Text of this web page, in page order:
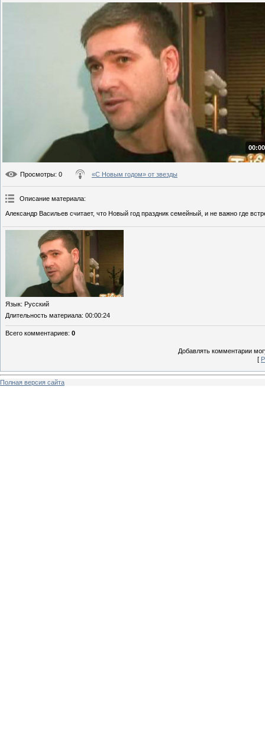
Просмотры: 0 «С Новым годом» от звезды
Описание материала:
Александр Васильев считает, что Новый год праздник семейный, и не важно где
Язык: Русский
Длительность материала: 00:00:24
Всего комментариев: 0
Добавлять комментарии
[
Полная версия сайта